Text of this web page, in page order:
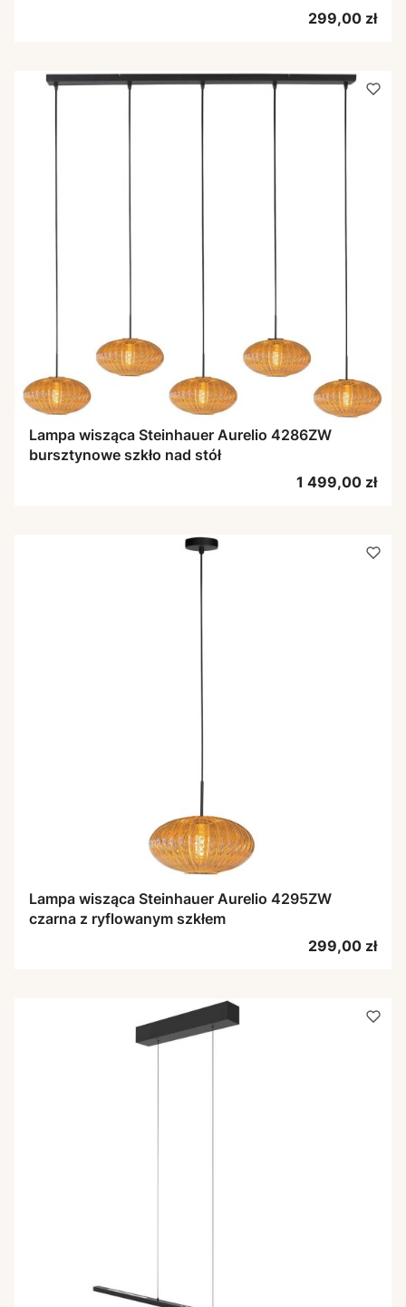
Cena
299,00 zł
Lampa wisząca Steinhauer Aurelio 4286ZW
bursztynowe szkło nad stół
Cena
1 499,00 zł
Lampa wisząca Steinhauer Aurelio 4295ZW
czarna z ryflowanym szkłem
Cena
299,00 zł